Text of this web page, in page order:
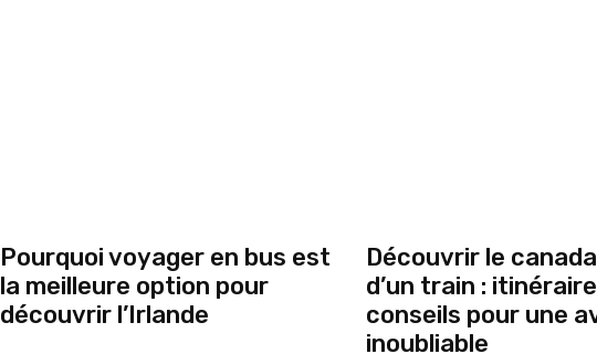
Pourquoi voyager en bus est
la meilleure option pour
découvrir l’Irlande
Découvrir le
d’un train :
conseils pour une
inoubliable